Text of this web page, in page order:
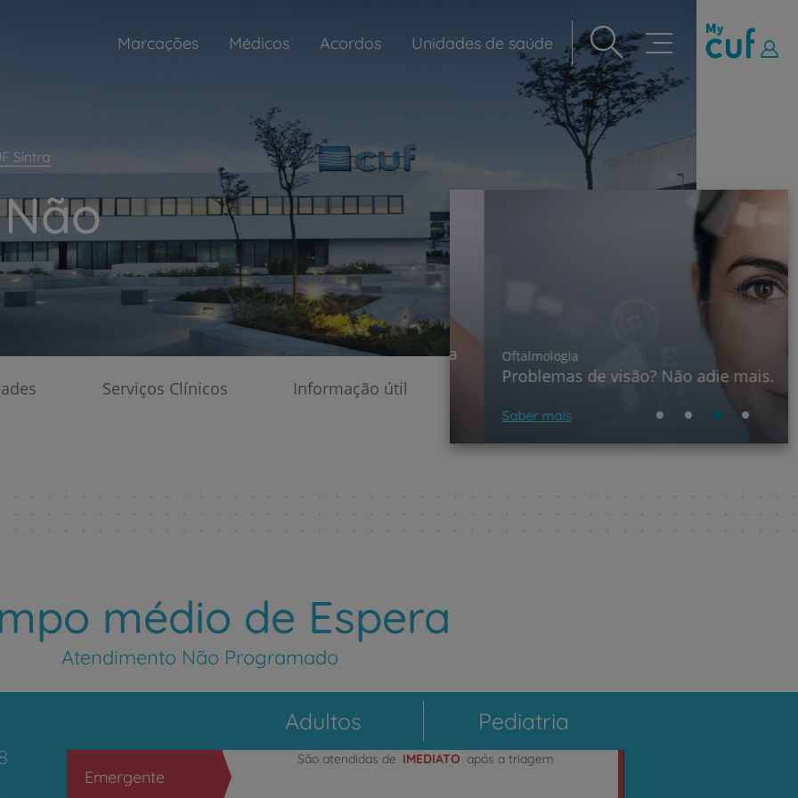
Navegação
principal
Marcações Médicos Acordos Unidades de saúde
Sintra
Serviços Clínicos Informação útil
Unidade da Hiperidrose
Tratamentos médicos e cirúrgicos para
Oftalmologia
Problemas de visão? Não adie mais.
Saber mais
médio de Espera
Atendimento Não Programado
Adultos Pediatria
Emergente
São atendidas de IMEDIATO após a triagem